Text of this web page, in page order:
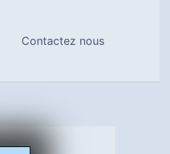
Contactez nous